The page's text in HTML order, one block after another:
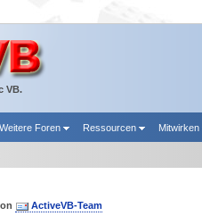
VB.
Weitere Foren Ressourcen Mitwirken
ActiveVB-Team